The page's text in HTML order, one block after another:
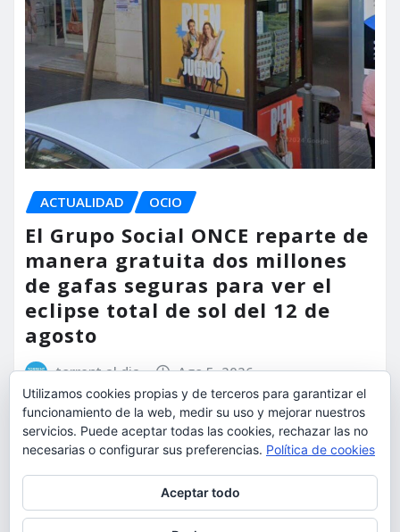
ACTUALIDAD OCIO
El Grupo Social ONCE reparte de
manera gratuita dos millones
de gafas seguras para ver el
eclipse total de sol del 12 de
agosto
torrent al dia Ago 5, 2026
Utilizamos cookies propias y de terceros para garantizar el
funcionamiento de la web, medir su uso y mejorar nuestros
servicios. Puede aceptar todas las cookies, rechazar las no
necesarias o configurar sus preferencias. Política de cookies
Aceptar todo